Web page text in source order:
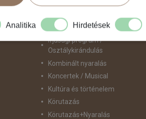
Golfút
Gyalogtúra
Hajóút
Ifjúsági program /
Osztálykirándulás
Kombinált nyaralás
Koncertek / Musical
Kultúra és történelem
Körutazás
Körutazás+Nyaralás
Analitika Hirdetések